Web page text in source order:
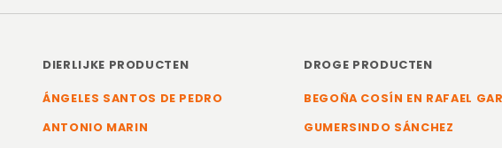
DIERLIJKE PRODUCTEN
ÁNGELES SANTOS DE PEDRO
ANTONIO MARIN
DROGE PRODUCTEN
BEGOÑA COSÍN EN RAFAEL
GUMERSINDO SÁNCHEZ